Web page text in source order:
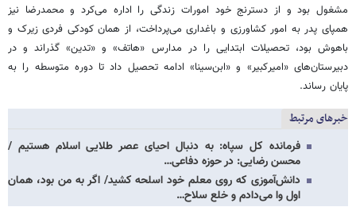
مشغول بود و از دسترنج خود امورات زندگی را اداره می‌کرد و محمدرضا نیز
همپای پدر به امور کشاورزی و باغداری می‌پرداخت، از همان کودکی فردی زیرک و
باهوش بود، تحصیلات ابتدایی را در مدارس «هاتف» و «تدین» گذراند و در
دبیرستان‌های «امیرکبیر» و «ابن‌سینا» ادامه تحصیل داد تا دوره متوسطه را به
پایان رساند.
خبرهای مرتبط
فرمانده کل سپاه: به دنبال احیای عصر طلایی اسلام هستیم /
محسن رضایی: در حوزه دفاعی…
دانش‌آموزی که روی معلم خود اسلحه کشید/ اگر به من بود، همان
اول وا می‌دادم و خلع سلاح…